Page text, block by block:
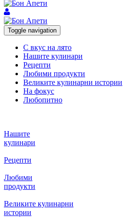
Toggle navigation
С вкус на лято
Нашите кулинари
Рецепти
Любими продукти
Великите кулинарни истории
На фокус
Любопитно
Нашите
кулинари
Рецепти
Любими
продукти
Великите кулинарни
истории